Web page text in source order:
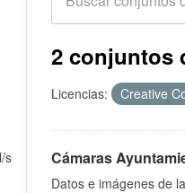
2 conjuntos
Licencias: Creative
Cámaras
Datos e imágenes de
site/egob